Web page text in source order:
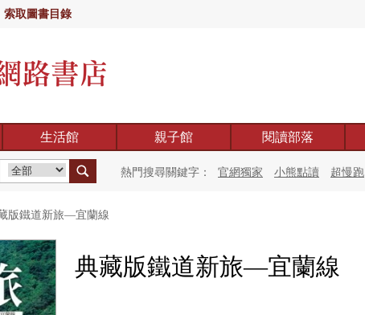
索取圖書目錄
生活館 親子館 閱讀部落
熱門搜尋關鍵字： 官網獨家 小熊點讀 超慢跑
版鐵道新旅—宜蘭線
典藏版鐵道新旅—宜蘭線